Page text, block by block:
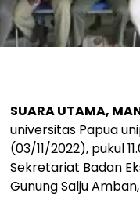
SUARA UTAMA,
universitas Papua
(03/11/2022), pukul
Sekretariat Badan
Gunung Salju